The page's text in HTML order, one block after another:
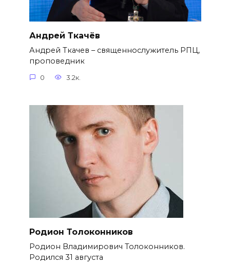
Андрей Ткачёв
Андрей Ткачев – священнослужитель РПЦ,
проповедник
0 3.2к.
Родион Толоконников
Родион Владимирович Толоконников.
Родился 31 августа